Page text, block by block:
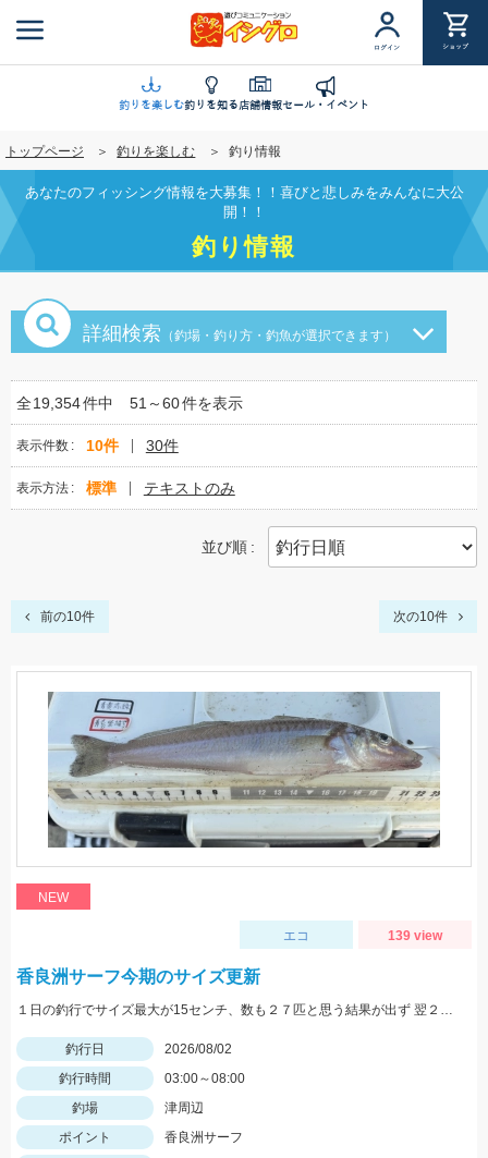
ン
に
移
動
ログイン ショップ
釣りを楽しむ釣りを知る店舗情報セール・イベント
トップページ 釣りを楽しむ 釣り情報
あなたのフィッシング情報を大募集！！喜びと悲しみをみんなに大公
開！！
釣り情報
詳細検索 （釣場・釣り方・釣魚が選択できます）
全19,354件中 51～60件を表示
表示件数 10件 30件
表示方法 標準 テキストのみ
並び順
前の10件 次の10件
NEW
エコ 139 view
香良洲サーフ今期のサイズ更新
１日の釣行でサイズ最大が15センチ、数も２７匹と思う結果が出ず 翌２日に同じ時間、同じ場所でリベンジ。 いつもはエサは石ゴカイだけど今日はゴールドイソメを使ってみました。 夜暗い時間は石ゴカイよりも当たりも多く釣れる数も多かったですね。 7時の潮止まり頃に大きな当たりで蟹かな？と思いきや何と２２センチと、21センチのダブルでした。 今期のサイズ更新をしました。 その後、ワタリガニも釣れてリベンジ成功でした。 皆さん、記念写真は釣ったその場で撮影しましょうね。 家に帰ってからでは1センチほど縮んでしまいますからね。笑
釣行日
2026/08/02
釣行時間
03:00～08:00
釣場
津周辺
ポイント
香良洲サーフ